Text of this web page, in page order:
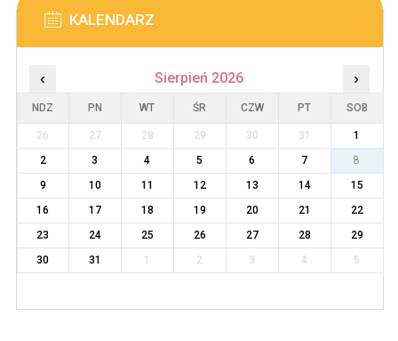
KALENDARZ
‹ Sierpień 2026 ›
NDZ PN WT ŚR CZW PT SOB
26 27 28 29 30 31
1
2
3 4 5 6 7
8
9
10 11 12 13 14
15
16
17 18 19 20 21
22
23
24 25 26 27 28
29
30
31 1 2 3 4 5